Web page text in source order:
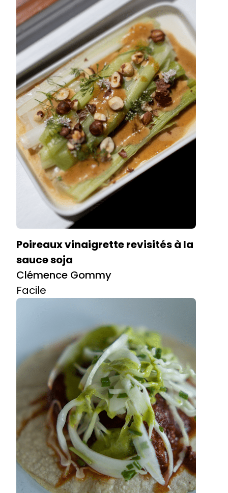
Poireaux vinaigrette revisités à la
sauce soja
Clémence Gommy
Facile